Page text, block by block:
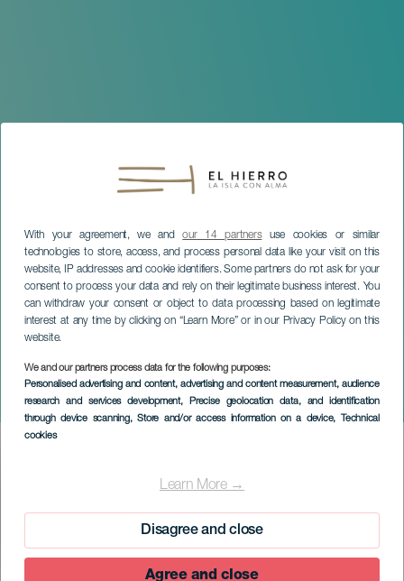
With your agreement, we andour 14 partnersuse cookies or similar
technologies to store, access, and process personal data like your visit on this
website, IP addresses and cookie identifiers. Some partners do not ask for your
consent to process your data and rely on their legitimate business interest. You
can withdraw your consent or object to data processing based on legitimate
interest at any time by clicking on “Learn More” or in our Privacy Policy on this
website.
We and our partners process data for the following purposes:
Personalised advertising and content, advertising and content measurement, audience
research and services development, Precise geolocation data, and identification
through device scanning, Store and/or access information on a device, Technical
cookies
Learn More →
Disagree and close
Agree and close
Concentramento
Internazionale di
Parapendio
EL HIERRO